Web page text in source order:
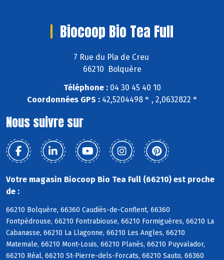
Biocoop Bio Tea Full
7 Rue du Pla de Creu
66210 Bolquère
Téléphone :04 30 45 40 10
Coordonnées GPS :42,5204498 ° , 2,0632822 °
Nous suivre sur
Votre magasin Biocoop Bio Tea Full (66210) est proche
de :
66210 Bolquère, 66360 Caudiès-de-Conflent, 66360
Fontpédrouse, 66210 Fontrabiouse, 66210 Formiguères, 66210 La
Cabanasse, 66210 La Llagonne, 66210 Les Angles, 66210
Matemale, 66210 Mont-Louis, 66210 Planès, 66210 Puyvalador,
66210 Réal, 66210 St-Pierre-dels-Forcats, 66210 Sauto, 66360